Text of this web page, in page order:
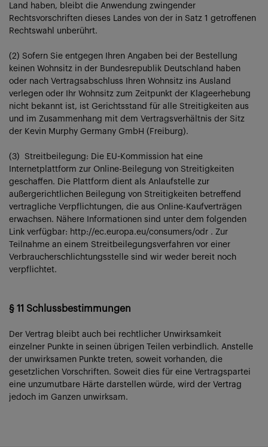
Land haben, bleibt die Anwendung zwingender
Rechtsvorschriften dieses Landes von der in Satz 1 getroffenen
Rechtswahl unberührt.
(2) Sofern Sie entgegen Ihren Angaben bei der Bestellung
keinen Wohnsitz in der Bundesrepublik Deutschland haben
oder nach Vertragsabschluss Ihren Wohnsitz ins Ausland
verlegen oder Ihr Wohnsitz zum Zeitpunkt der Klageerhebung
nicht bekannt ist, ist Gerichtsstand für alle Streitigkeiten aus
und im Zusammenhang mit dem Vertragsverhältnis der Sitz
der Kevin Murphy Germany GmbH (Freiburg).
(3) Streitbeilegung: Die EU-Kommission hat eine
Internetplattform zur Online-Beilegung von Streitigkeiten
geschaffen. Die Plattform dient als Anlaufstelle zur
außergerichtlichen Beilegung von Streitigkeiten betreffend
vertragliche Verpflichtungen, die aus Online-Kaufverträgen
erwachsen. Nähere Informationen sind unter dem folgenden
Link verfügbar: http://ec.europa.eu/consumers/odr . Zur
Teilnahme an einem Streitbeilegungsverfahren vor einer
Verbraucherschlichtungsstelle sind wir weder bereit noch
verpflichtet.
§ 11 Schlussbestimmungen
Der Vertrag bleibt auch bei rechtlicher Unwirksamkeit
einzelner Punkte in seinen übrigen Teilen verbindlich. Anstelle
der unwirksamen Punkte treten, soweit vorhanden, die
gesetzlichen Vorschriften. Soweit dies für eine Vertragspartei
eine unzumutbare Härte darstellen würde, wird der Vertrag
jedoch im Ganzen unwirksam.